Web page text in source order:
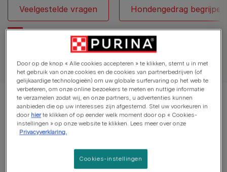
Veelgestelde vragen Hondengedrag begrijpen
Alle artikelen over honden​
Resultaten 12 van 30 artikelen
Populaire onderwerpen
Hondentraining
Purina en Villa Samson brengen
Door op de knop « Alle cookies accepteren » te klikken, stemt u in met
het gebruik van onze cookies en de cookies van partnerbedrijven (of
gelijkaardige technologieën) om uw globale surfervaring op het web te
verbeteren, om onze online bezoekers te meten en nuttige informatie
te verzamelen zodat wij, en onze partners, u advertenties kunnen
aanbieden die op uw interesses zijn afgestemd. Stel uw voorkeuren in
door hierte klikken of op eender welk moment door op « Cookies-
instellingen » op onze website te klikken. Lees meer over onze
Privacyverklaring.
Cookies-instellingen